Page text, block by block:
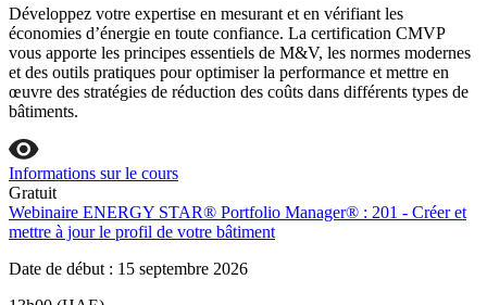
Développez votre expertise en mesurant et en vérifiant les
économies d’énergie en toute confiance. La certification CMVP
vous apporte les principes essentiels de M&V, les normes modernes
et des outils pratiques pour optimiser la performance et mettre en
œuvre des stratégies de réduction des coûts dans différents types de
bâtiments.
Informations sur le cours
Gratuit
Webinaire ENERGY STAR® Portfolio Manager® : 201 - Créer et
mettre à jour le profil de votre bâtiment
Date de début : 15 septembre 2026